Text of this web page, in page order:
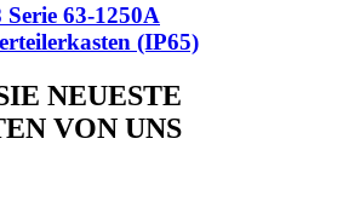
63-1250A
(IP65)
NEUESTE
VON UNS